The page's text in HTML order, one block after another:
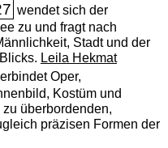
wendet sich der
zu und fragt nach
Stadt und der
Leila Hekmat
Oper,
Kostüm und
überbordenden,
präzisen Formen der